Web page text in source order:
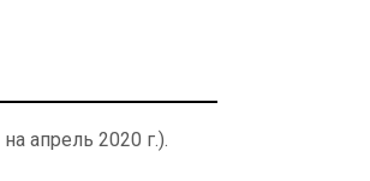
апрель 2020 г.).